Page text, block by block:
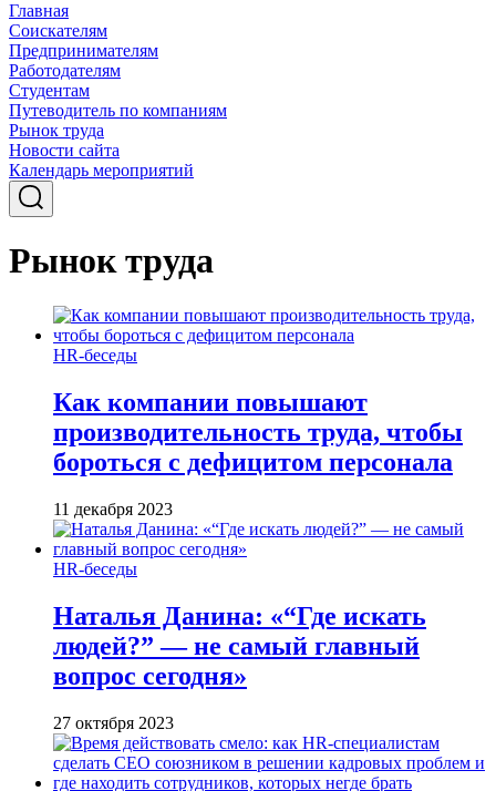
Главная
Соискателям
Предпринимателям
Работодателям
Студентам
Путеводитель по компаниям
Рынок труда
Новости сайта
Календарь мероприятий
Рынок труда
HR-беседы
Как компании повышают
производительность труда, чтобы
бороться с дефицитом персонала
11 декабря 2023
HR-беседы
Наталья Данина: «“Где искать
людей?” — не самый главный
вопрос сегодня»
27 октября 2023